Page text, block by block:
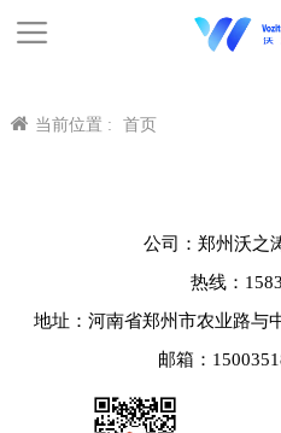
当前位置 : 首页
公司：郑州沃之
热线：
地址：河南省郑州市农业路与
邮箱：